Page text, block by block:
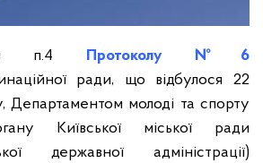
п.4 Протоколу №6
ради, що відбулося 22
Департаментом молоді та спорту
Київської міської ради
державної адміністрації)